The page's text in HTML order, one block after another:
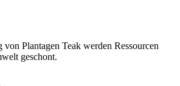
Plantagen Teak werden Ressourcen
geschont.